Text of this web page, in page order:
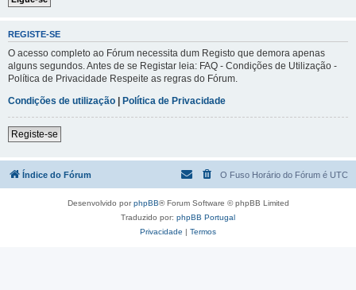
REGISTE-SE
O acesso completo ao Fórum necessita dum Registo que demora apenas
alguns segundos. Antes de se Registar leia: FAQ - Condições de Utilização -
Política de Privacidade Respeite as regras do Fórum.
Condições de utilização | Política de Privacidade
Registe-se
Índice do Fórum O Fuso Horário do Fórum é UTC
Desenvolvido porphpBB® Forum Software © phpBB Limited
Traduzido por: phpBB Portugal
Privacidade | Termos